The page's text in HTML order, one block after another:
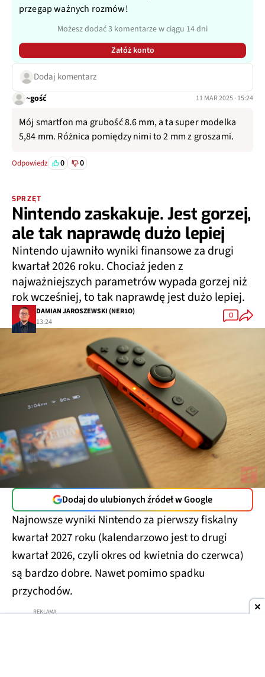
przegap ważnych rozmów!
Możesz dodać 3 komentarze w ciągu 14 dni
Załóż konto
Dodaj komentarz
~gość 11 MAR 2025 · 15:24
Mój smartfon ma grubość 8.6 mm, a ta super modelka
5,84 mm. Różnica pomiędzy nimi to 2 mm z groszami.
Odpowiedz 0 0
SPRZĘT
Nintendo zaskakuje. Jest gorzej,
ale tak naprawdę dużo lepiej
Nintendo ujawniło wyniki finansowe za drugi
kwartał 2026 roku. Chociaż jeden z
najważniejszych parametrów wypada gorzej niż
rok wcześniej, to tak naprawdę jest dużo lepiej.
DAMIAN JAROSZEWSKI (NER1O)
13:24
0
Dodaj do ulubionych źródeł w Google
Najnowsze wyniki Nintendo za pierwszy fiskalny
kwartał 2027 roku (kalendarzowo jest to drugi
kwartał 2026, czyli okres od kwietnia do czerwca)
są bardzo dobre. Nawet pomimo spadku
przychodów.